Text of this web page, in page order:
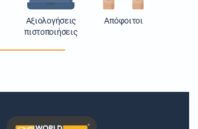
Αξιολογήσεις
πιστοποιήσεις
Απόφοιτοι